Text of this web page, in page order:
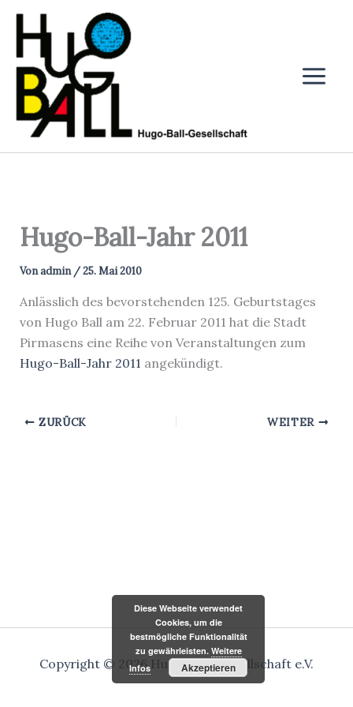
Zum
Inhalt
Hugo-Ball-Jahr 2011
Vonadmin /25. Mai 2010
Anlässlich des bevorstehenden 125. Geburtstages
von Hugo Ball am 22. Februar 2011 hat die Stadt
Pirmasens eine Reihe von Veranstaltungen zum
Hugo-Ball-Jahr 2011 angekündigt.
ZURÜCK WEITER
Copyright © 2026 Hugo-Ball-Gesellschaft e.V.
Diese Webseite verwendet
Cookies, um die
bestmögliche Funktionalität
zu gewährleisten. Weitere
Infos
Akzeptieren